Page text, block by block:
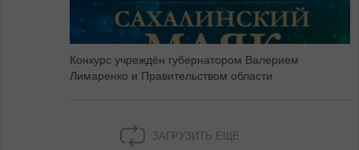
Конкурс учреждён губернатором Валерием
Лимаренко и Правительством области
ЗАГРУЗИТЬ ЕЩЕ